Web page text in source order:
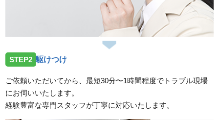
STEP2 駆けつけ
ご依頼いただいてから、最短30分〜1時間程度でトラブル現場
にお伺いいたします。
経験豊富な専門スタッフが丁寧に対応いたします。